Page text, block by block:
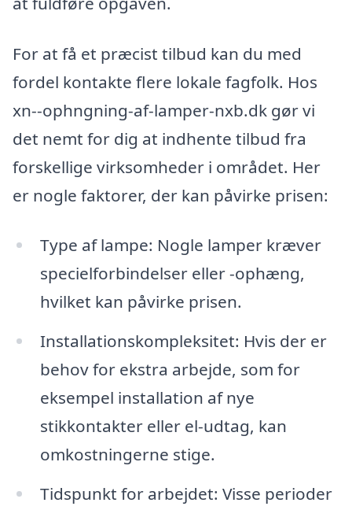
For at få et præcist tilbud kan du med
fordel kontakte flere lokale fagfolk. Hos
xn--ophngning-af-lamper-nxb.dk gør vi
det nemt for dig at indhente tilbud fra
forskellige virksomheder i området. Her
er nogle faktorer, der kan påvirke prisen:
Type af lampe: Nogle lamper kræver
specielforbindelser eller -ophæng,
hvilket kan påvirke prisen.
Installationskompleksitet: Hvis der er
behov for ekstra arbejde, som for
eksempel installation af nye
stikkontakter eller el-udtag, kan
omkostningerne stige.
Tidspunkt for arbejdet: Visse perioder